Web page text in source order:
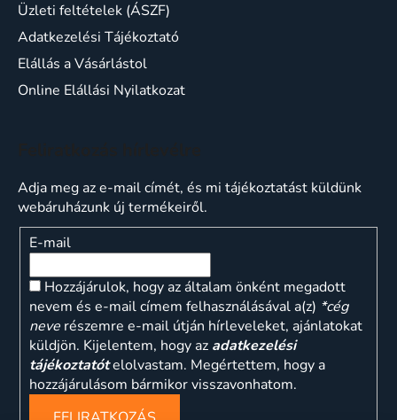
Üzleti feltételek (ÁSZF)
Adatkezelési Tájékoztató
Elállás a Vásárlástol
Online Elállási Nyilatkozat
Adja meg az e-mail címét, és mi tájékoztatást küldünk
webáruházunk új termékeiről.
E-mail
Hozzájárulok, hogy az általam önként megadott
nevem és e-mail címem felhasználásával a(z) *cég
neve részemre e-mail útján hírleveleket, ajánlatokat
küldjön. Kijelentem, hogy az adatkezelési
tájékoztatótelolvastam. Megértettem, hogy a
hozzájárulásom bármikor visszavonhatom.